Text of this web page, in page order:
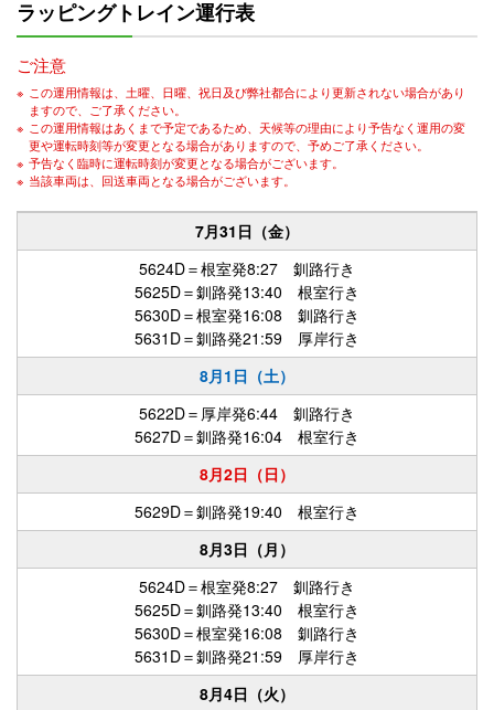
ラッピングトレイン運行表
ご注意
※ この運用情報は、土曜、日曜、祝日及び弊社都合により更新されない場合があり
ますので、ご了承ください。
※ この運用情報はあくまで予定であるため、天候等の理由により予告なく運用の変
更や運転時刻等が変更となる場合がありますので、予めご了承ください。
※ 予告なく臨時に運転時刻が変更となる場合がございます。
※ 当該車両は、回送車両となる場合がございます。
7月31日（金）
5624D＝根室発8:27 釧路行き
5625D＝釧路発13:40 根室行き
5630D＝根室発16:08 釧路行き
5631D＝釧路発21:59 厚岸行き
8月1日（土）
5622D＝厚岸発6:44 釧路行き
5627D＝釧路発16:04 根室行き
8月2日（日）
5629D＝釧路発19:40 根室行き
8月3日（月）
5624D＝根室発8:27 釧路行き
5625D＝釧路発13:40 根室行き
5630D＝根室発16:08 釧路行き
5631D＝釧路発21:59 厚岸行き
8月4日（火）